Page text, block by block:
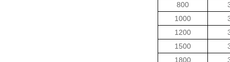
800
1000
1200
1500
1800